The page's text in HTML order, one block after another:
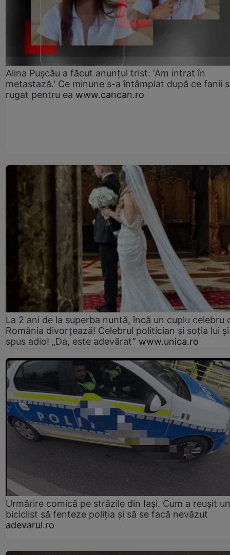
Alina Pușcău a făcut anunțul trist: 'Am intrat în
metastază.' Ce minune s-a întâmplat după ce fanii
rugat pentru ea www.cancan.ro
La 2 ani de la superba nuntă, încă un cuplu celebru
România divorțează! Celebrul politician și soția lui
spus adio! „Da, este adevărat” www.unica.ro
Urmărire comică pe străzile din Iași. Cum a reușit un
biciclist să fenteze poliția și să se facă nevăzut
adevarul.ro